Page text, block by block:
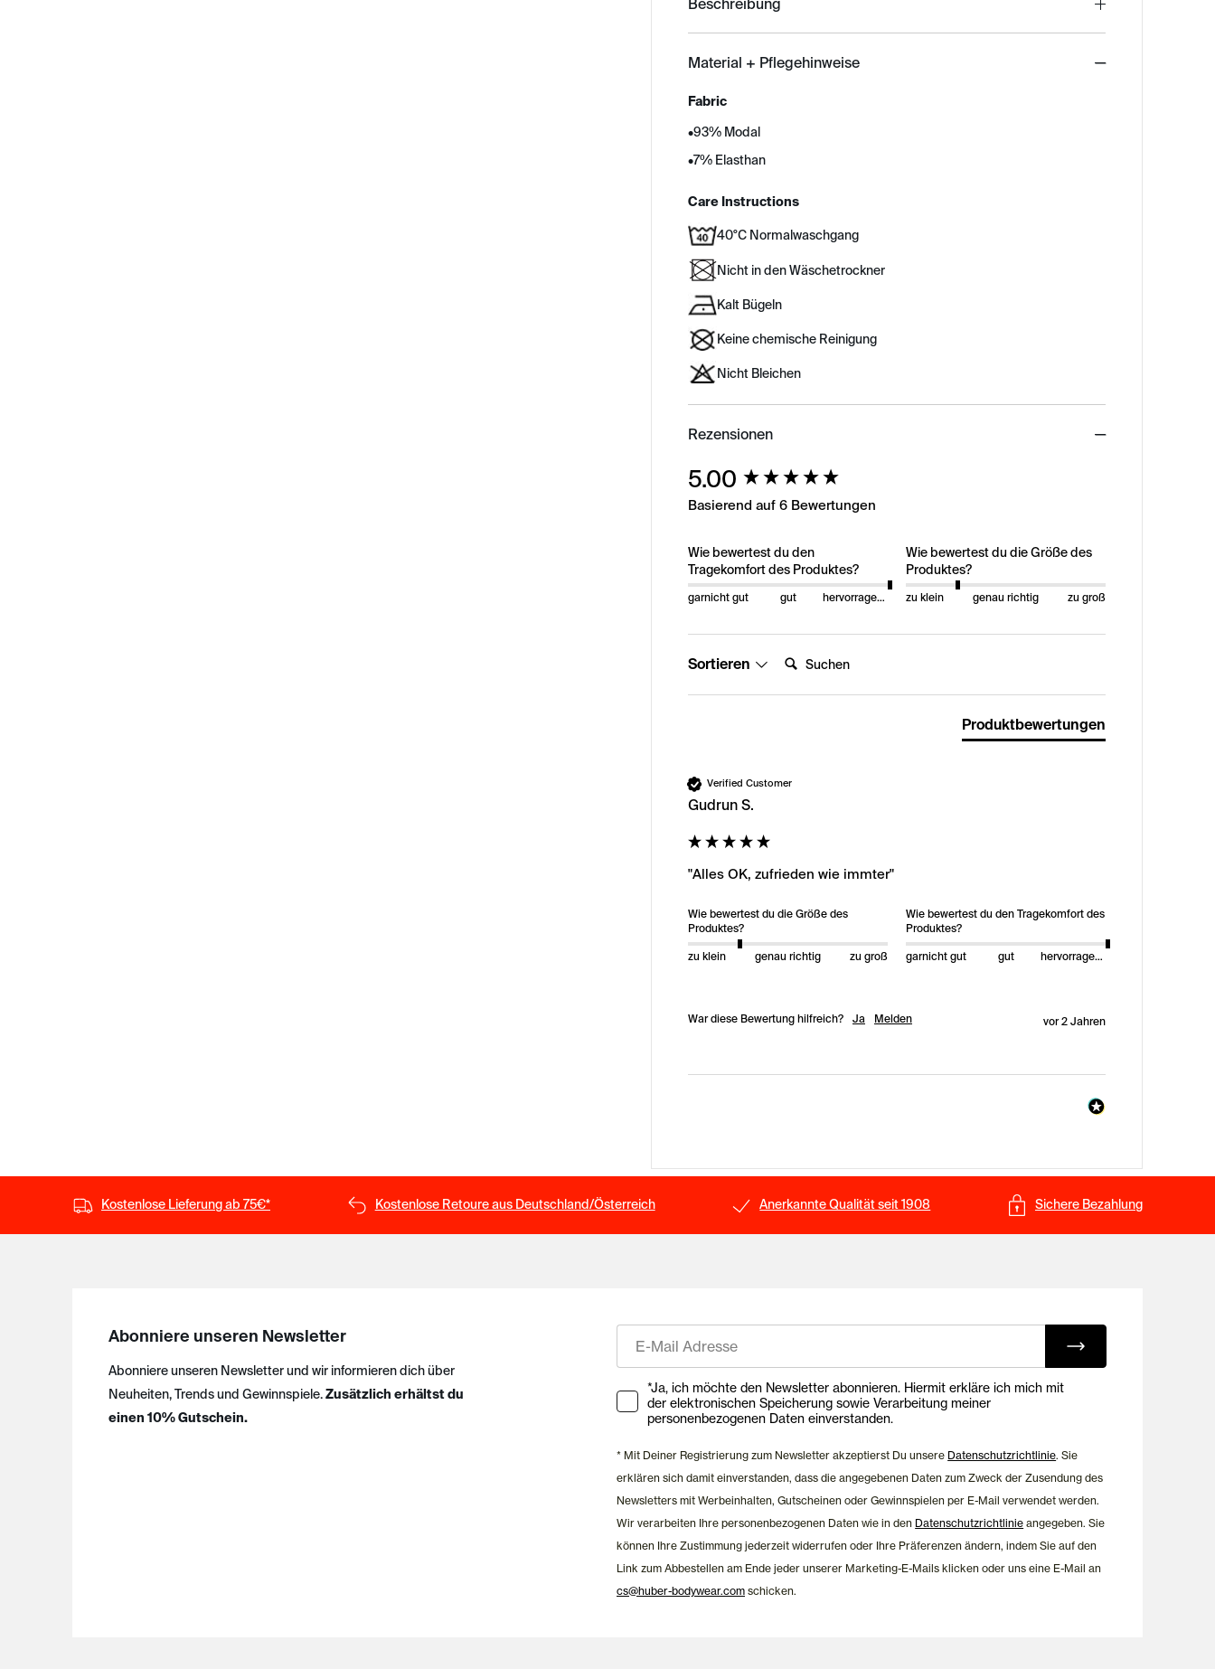
Beschreibung
Material + Pflegehinweise
Fabric
•93% Modal
•7% Elasthan
Care Instructions
40°C Normalwaschgang
Nicht in den Wäschetrockner
Kalt Bügeln
Keine chemische Reinigung
Nicht Bleichen
Rezensionen
5.00
Basierend auf 6 Bewertungen
Wie bewertest du den
Tragekomfort des Produktes?
garnicht gut gut hervorragend
Wie bewertest du die Größe des
Produktes?
zu klein genau richtig zu groß
Sortieren
Produktbewertungen
Verified Customer
Gudrun S.
"Alles OK, zufrieden wie immter"
Wie bewertest du die Größe des
Produktes?
zu klein genau richtig zu groß
Wie bewertest du den Tragekomfort des
Produktes?
garnicht gut gut hervorragend
War diese Bewertung hilfreich? Ja Melden vor 2 Jahren
New content loaded
Kostenlose Lieferung ab 75€* Kostenlose Retoure aus Deutschland/Österreich Anerkannte Qualität seit 1908 Sichere Bezahlung
Abonniere unseren Newsletter
Abonniere unseren Newsletter und wir informieren dich über
Neuheiten, Trends und Gewinnspiele.Zusätzlich erhältst du
einen 10% Gutschein.
Ihre Zustimmung zu Marketing E-Mails
*Ja, ich möchte den Newsletter abonnieren. Hiermit erkläre ich mich mit
der elektronischen Speicherung sowie Verarbeitung meiner
personenbezogenen Daten einverstanden.
* Mit Deiner Registrierung zum Newsletter akzeptierst Du unsere Datenschutzrichtlinie. Sie
erklären sich damit einverstanden, dass die angegebenen Daten zum Zweck der Zusendung des
Newsletters mit Werbeinhalten, Gutscheinen oder Gewinnspielen per E-Mail verwendet werden.
Wir verarbeiten Ihre personenbezogenen Daten wie in den Datenschutzrichtlinie angegeben. Sie
können Ihre Zustimmung jederzeit widerrufen oder Ihre Präferenzen ändern, indem Sie auf den
Link zum Abbestellen am Ende jeder unserer Marketing-E-Mails klicken oder uns eine E-Mail an
cs@huber-bodywear.com schicken.